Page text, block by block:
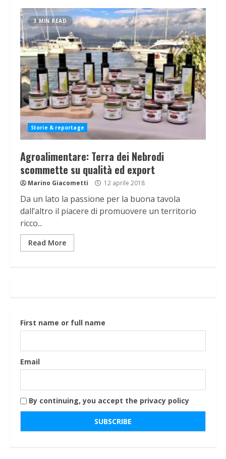
3 MIN READ
Storie & reportage
Agroalimentare: Terra dei Nebrodi
scommette su qualità ed export
Marino Giacometti 12 aprile 2018
Da un lato la passione per la buona tavola
dall’altro il piacere di promuovere un territorio
ricco...
Read More
First name or full name
Email
By continuing, you accept the privacy policy